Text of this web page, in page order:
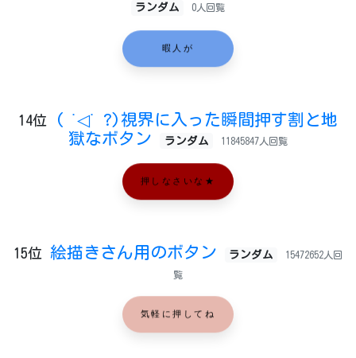
ランダム 0人回覧
暇人が
14位
( ˙◁˙ ?)視界に入った瞬間押す割と地
獄なボタン
ランダム 11845847人回覧
押しなさいな★
15位 絵描きさん用のボタン ランダム 15472652人回
覧
気軽に押してね